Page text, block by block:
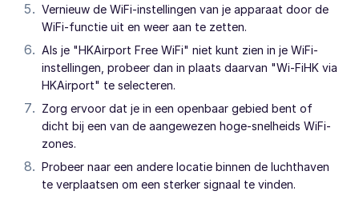
Vernieuw de WiFi-instellingen van je apparaat door de
WiFi-functie uit en weer aan te zetten.
Als je "HKAirport Free WiFi" niet kunt zien in je WiFi-
instellingen, probeer dan in plaats daarvan "Wi-FiHK via
HKAirport" te selecteren.
Zorg ervoor dat je in een openbaar gebied bent of
dicht bij een van de aangewezen hoge-snelheids WiFi-
zones.
Probeer naar een andere locatie binnen de luchthaven
te verplaatsen om een sterker signaal te vinden.